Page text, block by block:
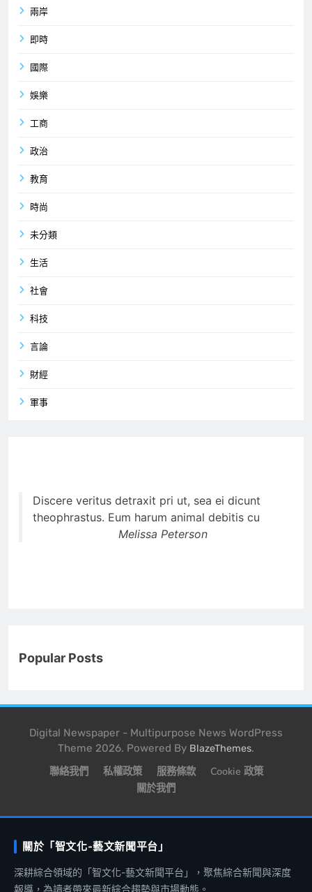
兩岸
即時
國際
娛樂
工商
政治
教育
時尚
未分類
生活
社會
科技
言論
財經
軍事
Discere veritus detraxit pri ut, sea ei dicunt
theophrastus. Eum harum animal debitis cu
Melissa Peterson
Popular Posts
Digital Newspaper - Multipurpose News WordPress
Theme 2026. Powered By BlazeThemes.
聯絡我們 私權政策 服務條款
Cookie 政策
關於我們
關於「智文化-藝文新聞平台」
深耕綜合領域的「智文化-藝文新聞平台」，聚焦綜合新聞與深度
報導，為讀者帶來最新綜合趨勢與市場動態。